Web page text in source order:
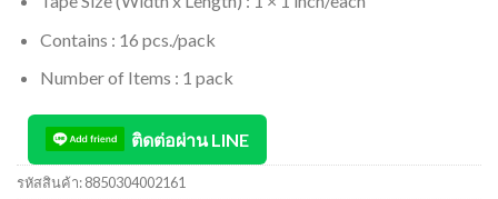
Contains : 16 pcs./pack
Number of Items : 1 pack
ติดต่อผ่าน LINE
รหัสสินค้า:8850304002161